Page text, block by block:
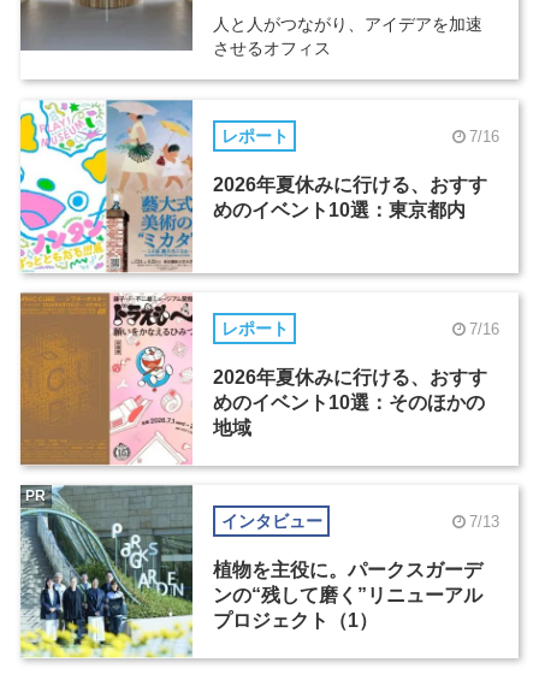
人と人がつながり、アイデアを加速
させるオフィス
レポート 7/16
2026年夏休みに行ける、おすす
めのイベント10選：東京都内
レポート 7/16
2026年夏休みに行ける、おすす
めのイベント10選：そのほかの
地域
インタビュー 7/13
植物を主役に。パークスガーデ
ンの“残して磨く”リニューアル
プロジェクト（1）
PR